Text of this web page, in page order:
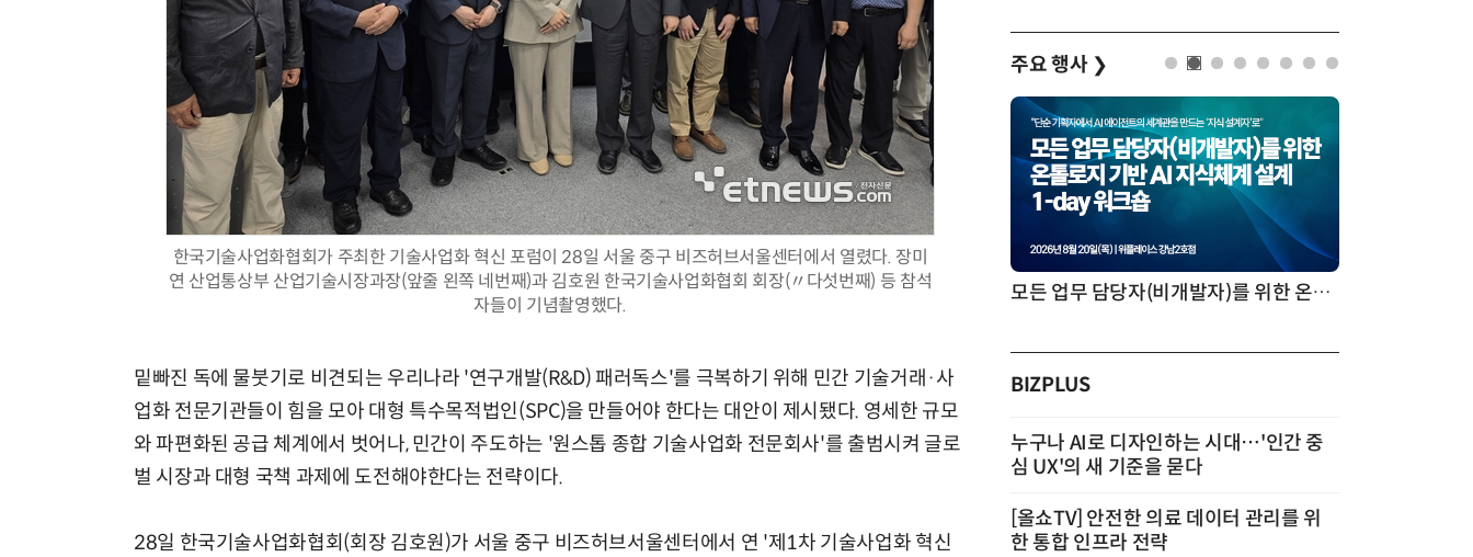
한국기술사업화협회가 주최한 기술사업화 혁신 포럼이 28일 서울 중구 비즈허브서울센터에서 열렸다. 장미
연 산업통상부 산업기술시장과장(앞줄 왼쪽 네번째)과 김호원 한국기술사업화협회 회장(〃다섯번째) 등 참석
자들이 기념촬영했다.
밑빠진 독에 물붓기로 비견되는 우리나라 '연구개발(R&D) 패러독스'를 극복하기 위해 민간 기술거래·사
업화 전문기관들이 힘을 모아 대형 특수목적법인(SPC)을 만들어야 한다는 대안이 제시됐다. 영세한 규모
와 파편화된 공급 체계에서 벗어나, 민간이 주도하는 '원스톱 종합 기술사업화 전문회사'를 출범시켜 글로
벌 시장과 대형 국책 과제에 도전해야한다는 전략이다.
28일 한국기술사업화협회(회장 김호원)가 서울 중구 비즈허브서울센터에서 연 '제1차 기술사업화 혁신
주요 행사 ❯
AI × Design : UX 디자이너의 5가지 생존 전략과 실전 대응 모든 업무 담당자(비개발자)를 위한 온톨로지 기반 AI 지식체계 설계 1-day 워크숍
BIZPLUS
누구나 AI로 디자인하는 시대…'인간 중
심 UX'의 새 기준을 묻다
[올쇼TV] 안전한 의료 데이터 관리를 위
한 통합 인프라 전략